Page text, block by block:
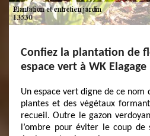
Confiez la plantation de
espace vert à WK Elagage
Un espace vert digne de ce nom
plantes et des végétaux
recueil. Outre le gazon
l’ombre pour éviter le coup de